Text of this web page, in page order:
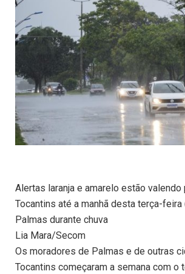
Alertas laranja e amarelo estão valendo
Tocantins até a manhã desta terça-feira
Palmas durante chuva
Lia Mara/Secom
Os moradores de Palmas e de outras
Tocantins começaram a semana com o